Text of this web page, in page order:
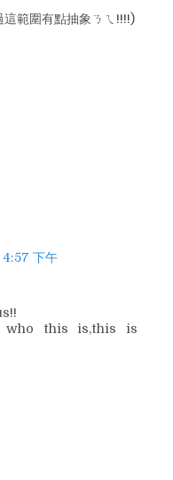
這範圍有點抽象ㄋㄟ!!!!)
下午
who this is,this is